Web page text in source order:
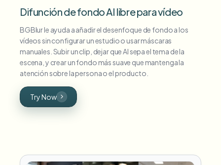
Difunción de fondo AI libre para vídeo
BGBlur le ayuda a añadir el desenfoque de fondo a los
vídeos sin configurar un estudio o usar máscaras
manuales. Subir un clip, dejar que AI sepa el tema de la
escena, y crear un fondo más suave que mantenga la
atención sobre la persona o el producto.
Try Now